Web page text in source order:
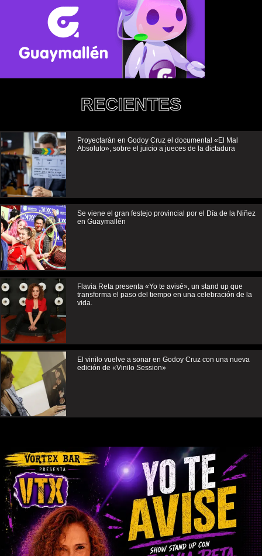
RECIENTES
Proyectarán en Godoy Cruz el documental «El Mal
Absoluto», sobre el juicio a jueces de la dictadura
Se viene el gran festejo provincial por el Día de la Niñez
en Guaymallén
Flavia Reta presenta «Yo te avisé», un stand up que
transforma el paso del tiempo en una celebración de la
vida.
El vinilo vuelve a sonar en Godoy Cruz con una nueva
edición de «Vinilo Session»